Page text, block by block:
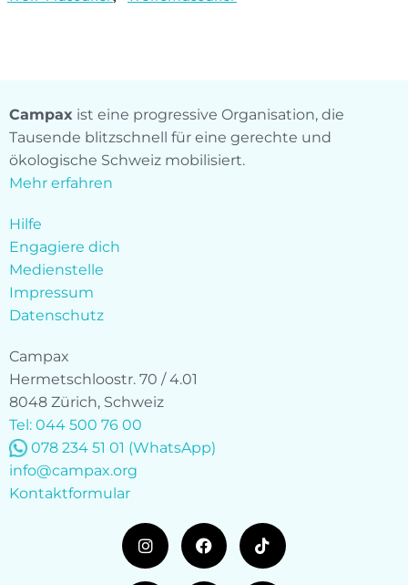
Campax ist eine progressive Organisation, die
Tausende blitzschnell für eine gerechte und
ökologische Schweiz mobilisiert.
Mehr erfahren
Hilfe
Engagiere dich
Medienstelle
Impressum
Datenschutz
Campax
Hermetschloostr. 70 / 4.01
8048 Zürich, Schweiz
Tel: 044 500 76 00
078 234 51 01 (WhatsApp)
info@campax.org
Kontaktformular